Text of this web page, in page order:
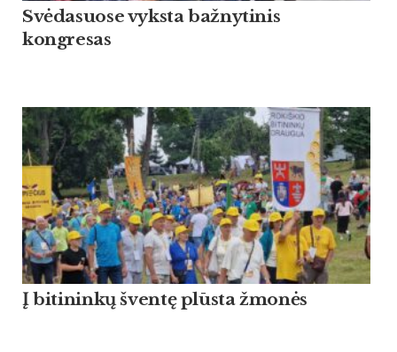
Svėdasuose vyksta bažnytinis
kongresas
Į bitininkų šventę plūsta žmonės